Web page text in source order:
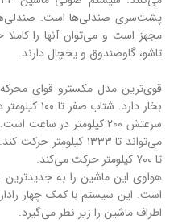
پشت‌سری صندلی‌ها است.
مجهز است و می‌توان آنها را
تاشو، گاوصندوق و یخچال دارند.
سرعتش ۲۰۰ کیلومتر در
می‌تواند تا ۱۳۳۳
تا ۷۰۰ کیلومتر حرکت می‌کند.
هواوی این ماشین را به
اطراف ماشین را زیر نظر می‌گیرد.